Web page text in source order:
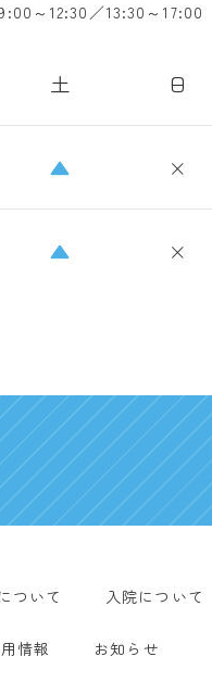
～12:30／13:30～17:00
土 日
▲ ×
▲ ×
ついて 入院について
情報 お知らせ